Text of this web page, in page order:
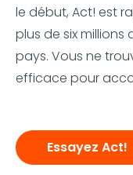
le début, Act! est
plus de six millions
pays. Vous ne
efficace pour
Essayez Act!